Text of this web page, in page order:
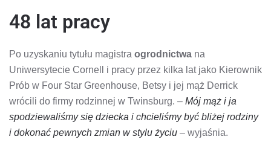
48 lat pracy
Po uzyskaniu tytułu magistra ogrodnictwa na
Uniwersytecie Cornell i pracy przez kilka lat jako Kierownik
Prób w Four Star Greenhouse, Betsy i jej mąż Derrick
wrócili do firmy rodzinnej w Twinsburg. – Mój mąż i ja
spodziewaliśmy się dziecka i chcieliśmy być bliżej rodziny
i dokonać pewnych zmian w stylu życiu – wyjaśnia.